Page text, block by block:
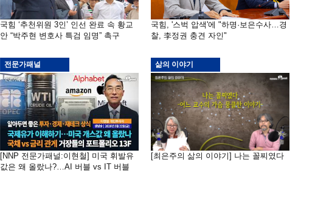
국힘 ‘추천위원 3인’ 인선 완료 속 황교
안 “박주현 변호사 특검 임명” 촉구
국힘, '스벅 압색'에 "하명·보은수사…경
찰, 李정권 충견 자인"
전문가패널
[NNP 전문가패널:이현철] 미국 휘발유
값은 왜 올랐나?…AI 버블 vs IT 버블
삶의 이야기
[최은주의 삶의 이야기] 나는 꼴찌였다